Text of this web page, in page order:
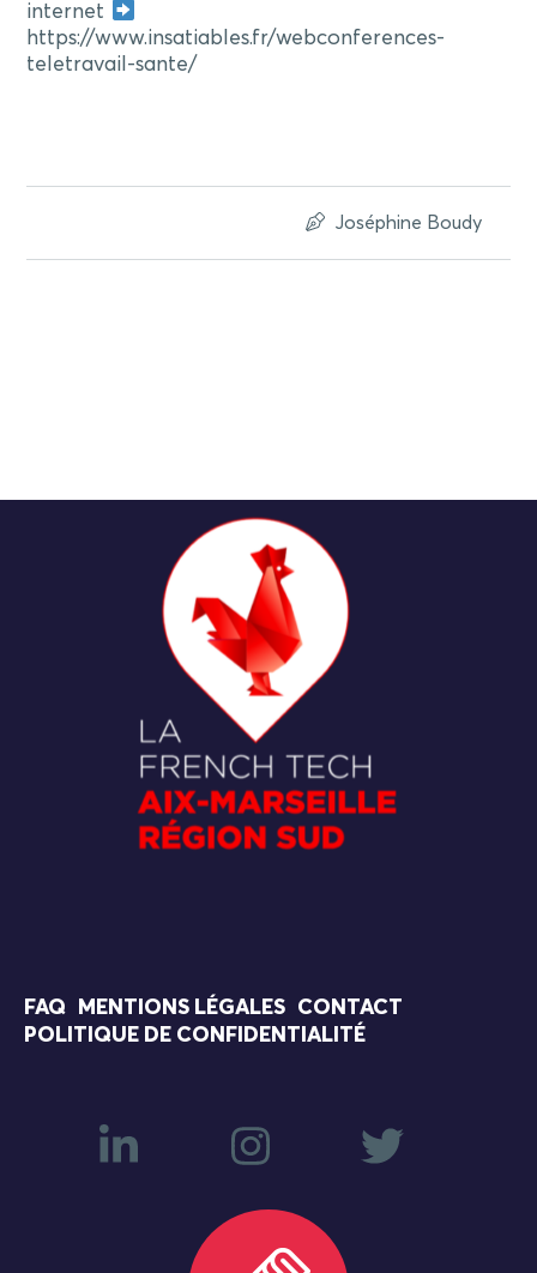
internet
https://www.insatiables.fr/webconferences-
teletravail-sante/
Joséphine Boudy
FAQ MENTIONS LÉGALES
CONTACT
POLITIQUE DE CONFIDENTIALITÉ